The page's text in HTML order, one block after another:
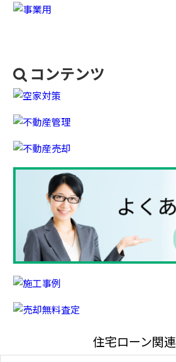
コンテンツ
住宅ローン関連